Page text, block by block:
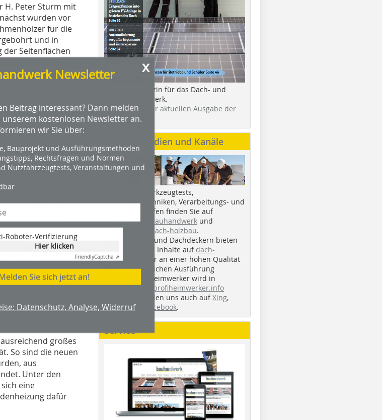
H. Peter Sturm mit
wurden vor
für die
und in
der Seitenflächen
werden
die Weiden in
über Nacht
reinigt darüber
platziert
Weiden.
Zäunergeflecht
zu
Zentimeter
eine
problematisch
des Geflechts
Vlies akus-tisch
Schicht der
durfte es sich
Schrauben
sein können.
großes
So sind die neuen
aus
Unter den
eine
dafür
x
Newsletter
Beitrag interessant? Dann melden
unserem kostenlosen Newsletter an.
wir Sie über:
Bauprojekt und Ausführungsmethoden
Rechtsfragen und Normen
Nutzfahrzeugtests, Veranstaltungen und
Roboter-Verifizierung
Hier klicken
FriendlyCaptcha ⇗
Sie sich jetzt an!
Datenschutz, Analyse, Widerruf
Das Profimagazin für das Dach- und
Holzbauhandwerk.
Hier geht es zur aktuellen Ausgabe der
dach+holzbau.
Weitere Medien und Kanäle
Videos von Werkzeugtests,
Handwerkstechniken, Verarbeitungs- und
Montageabläufen finden Sie auf
youtube.com/bauhandwerk und
youtube.com/dach-holzbau.
Zimmerleuten und Dachdeckern bieten
wir spannende Inhalte auf dach-
holzbau.de
, der an einer hohen Qualität
der handwerklichen Ausführung
interessierte Heimwerker wird in
unserem Blog
profiheimwerker.info
fündig. Sie finden uns auch aufXing,
Twitterund Facebook.
Service